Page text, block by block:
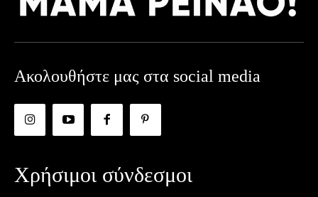
Ακολουθήστε μας στα social media
Χρήσιμοι σύνδεσμοι